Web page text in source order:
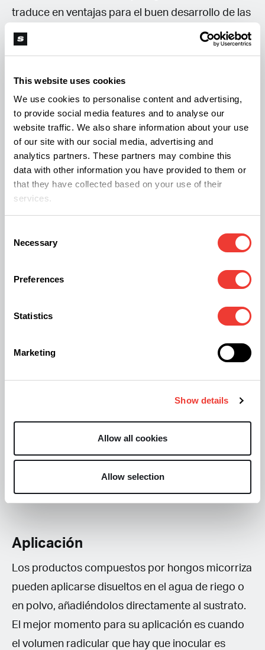
This website uses cookies
We use cookies to personalise content and advertising,
to provide social media features and to analyse our
website traffic. We also share information about your use
of our site with our social media, advertising and
analytics partners. These partners may combine this
data with other information you have provided to them or
that they have collected based on your use of their
services.
Selection
Necessary
Preferences
Statistics
Marketing
Show details
Allow all cookies
Allow selection
traduce en ventajas para el buen desarrollo de las
plantas, como pueden ser el aumento de la
factores negativos para la planta: sequía, exceso
de calor, desequilibrios del pH, acumulación de
sales o, incluso, algunas enfermedades.
Los hongos micorriza también protegen y
otorgan mayor resistencia a las plantas que se
aquellos que están afectados por la
terreno), la contaminación a base de metales
crecimiento de las plantas es más equilibrado, se
Aplicación
Los productos compuestos por hongos micorriza
pueden aplicarse disueltos en el agua de riego o
en polvo, añadiéndolos directamente al sustrato.
El mejor momento para su aplicación es cuando
el volumen radicular que hay que inocular es